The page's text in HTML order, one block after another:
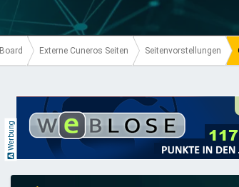
Board Externe Cuneros Seiten Seitenvorstellungen
Werbung